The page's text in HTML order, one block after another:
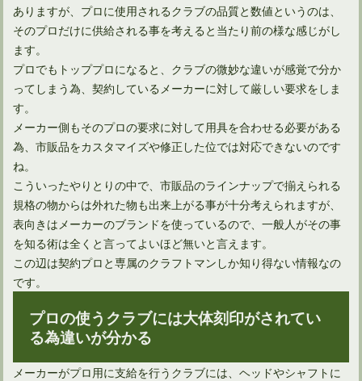
ドライバーについているカチャカチャの仕組みと使い勝手
ありますが、プロに使用されるクラブの品質と数値というのは、
そのプロだけに供給される事を考えると当たり前の様な感じがし
ます。
プロでもトッププロになると、クラブの微妙な違いが感覚で分か
ってしまう為、契約しているメーカーに対して厳しい要求をしま
す。
メーカー側もそのプロの要求に対して用具を合わせる必要がある
為、市販品をカスタマイズや修正した位では対応できないのです
ね。
こういったやりとりの中で、市販品のラインナップで揃えられる
規格の物からは外れた物も出来上がる事が十分考えられますが、
表向きはメーカーのブランドを使っているので、一般人がその事
を知る術は全くと言ってよいほど無いと言えます。
この辺は契約プロと専属のクラフトマンしか知り得ない情報なの
です。
プロの使うクラブには大体刻印がされてい
る為違いが分かる
メーカーがプロ用に支給を行うクラブには、ヘッドやシャフトに